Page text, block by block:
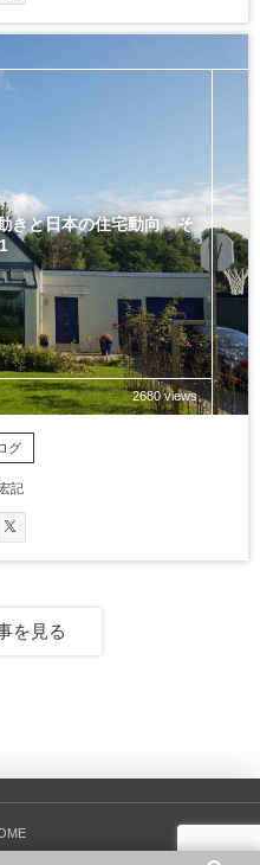
きと日本の住宅動向 そ
2680 views
グ
記
を見る